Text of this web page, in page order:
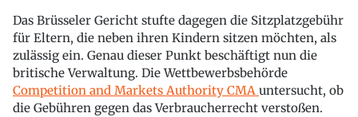
Das Brüsseler Gericht stufte dagegen die Sitzplatzgebühr
für Eltern, die neben ihren Kindern sitzen möchten, als
zulässig ein. Genau dieser Punkt beschäftigt nun die
britische Verwaltung. Die Wettbewerbsbehörde
Competition and Markets Authority CMA untersucht, ob
die Gebühren gegen das Verbraucherrecht verstoßen.